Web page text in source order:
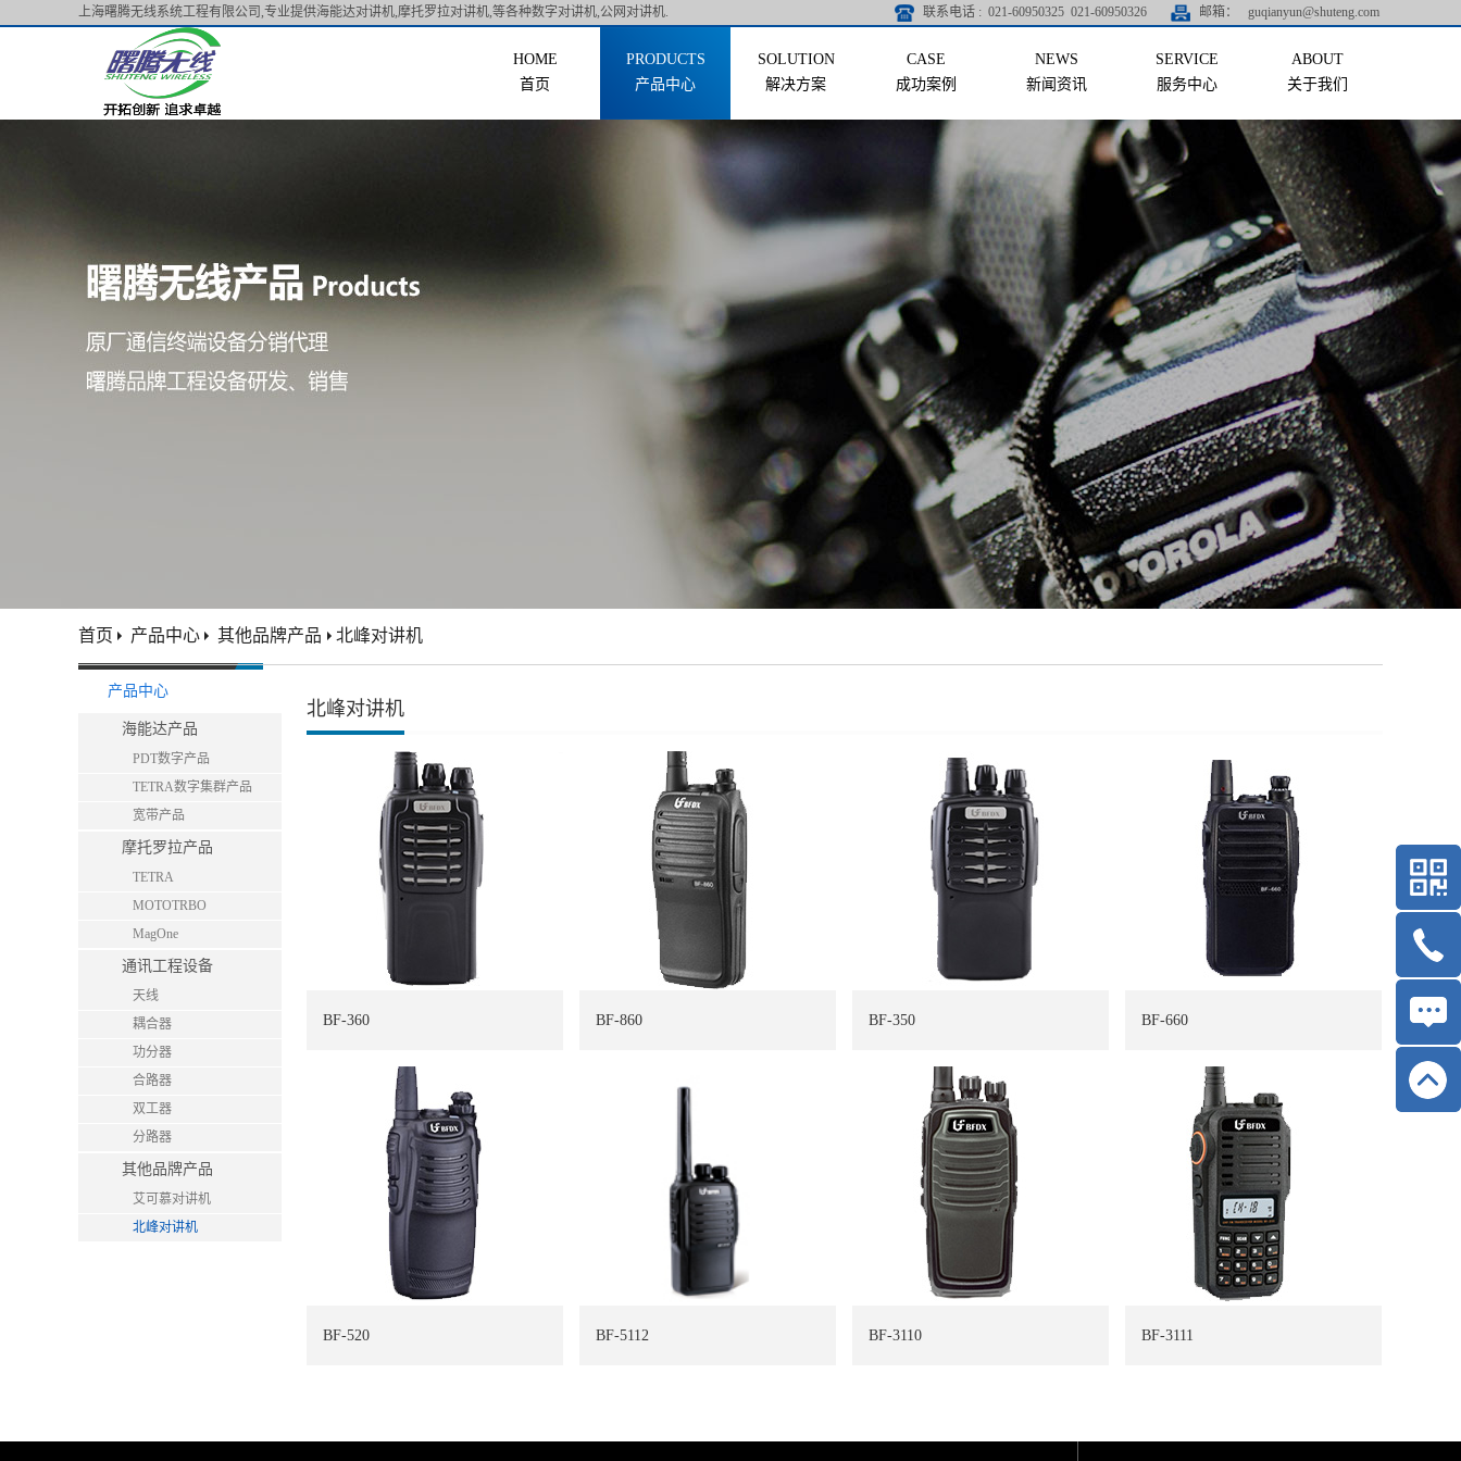
上海曙腾无线系统工程有限公司,专业提供海能达对讲机,摩托罗拉对讲机,等各种数字对讲机,公网对讲机. 联系电话 : 021-60950325 021-60950326 邮箱： guqianyun@shuteng.com
首页 产品中心 解决方案 成功案例 新闻资讯 服务中心 关于我们
产品中心
海能达产品
PDT数字产品
TETRA数字集群产品
宽带产品
摩托罗拉产品
TETRA
MOTOTRBO
MagOne
通讯工程设备
天线
耦合器
功分器
合路器
双工器
分路器
其他品牌产品
艾可慕对讲机
北峰对讲机
首页 产品中心 其他品牌产品 北峰对讲机
北峰对讲机
BF-360 BF-860 BF-350 BF-660
BF-520 BF-5112 BF-3110 BF-3111